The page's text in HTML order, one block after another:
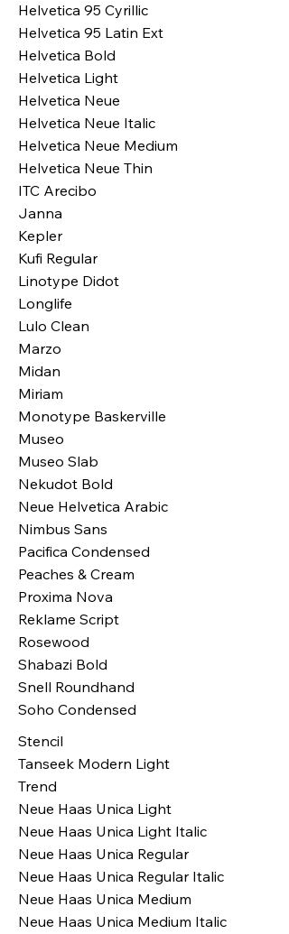
Helvetica 95 Cyrillic
Helvetica 95 Latin Ext
Helvetica Bold
Helvetica Light
Helvetica Neue
Helvetica Neue Italic
Helvetica Neue Medium
Helvetica Neue Thin
ITC Arecibo
Janna
Kepler
Kufi Regular
Linotype Didot
Longlife
Lulo Clean
Marzo
Midan
Miriam
Monotype Baskerville
Museo
Museo Slab
Nekudot Bold
Neue Helvetica Arabic
Nimbus Sans
Pacifica Condensed
Peaches & Cream
Proxima Nova
Reklame Script
Rosewood
Shabazi Bold
Snell Roundhand
Soho Condensed
Stencil
Tanseek Modern Light
Trend
Neue Haas Unica Light
Neue Haas Unica Light Italic
Neue Haas Unica Regular
Neue Haas Unica Regular Italic
Neue Haas Unica Medium
Neue Haas Unica Medium Italic